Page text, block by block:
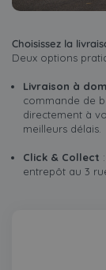
Choisissez la
​Deux options
Livraison à
commande de
directement à
meilleurs délais.
Click & Collect
entrepôt au 3